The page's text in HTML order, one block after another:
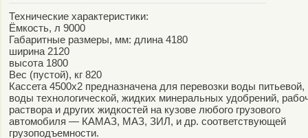
Технические характеристики:
Ёмкость, л 9000
Габаритные размеры, мм: длина 4180
ширина 2120
высота 1800
Вес (пустой), кг 820
Кассета 4500х2 предназначена для перевозки воды питьевой,
воды технологической, жидких минеральных удобрений,
раствора и других жидкостей на кузове любого грузового
автомобиля — КАМАЗ, МАЗ, ЗИЛ, и др. соответствующей
грузоподъемности.